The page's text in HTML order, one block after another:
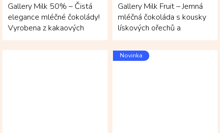
Gallery Milk 50% – Čistá
elegance mléčné čokolády!
Vyrobena z kakaových
bobů criollo a trinitario z
kolumbijské...
Gallery Milk Fruit – Jemná
mléčná čokoláda s kousky
lískových ořechů a
sladkých rozinek!
Vytvořená z kakaových
bobů...
Novinka